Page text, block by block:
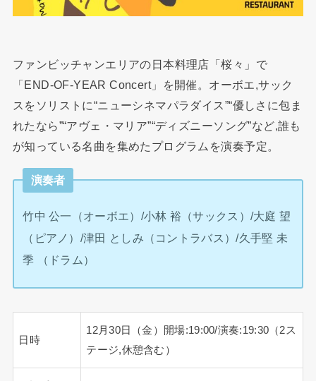
ファンビッチャンエリアの日本料理店「桜々」で
「END-OF-YEAR Concert」を開催。オーボエ,サック
スをソリストに“ニューシネマパラダイス”“優しさに包ま
れたなら”“アヴェ・マリア”“ディズニーソング”など,誰も
が知っている名曲を集めたプログラムを演奏予定。
演奏者
竹中 公一（オーボエ）/小林 裕（サックス）/大庭 望
（ピアノ）/津田 としみ（コントラバス）/久手堅 未
季 （ドラム）
日時
12月30日（金）開場:19:00/演奏:19:30（2ス
テージ,休憩含む）